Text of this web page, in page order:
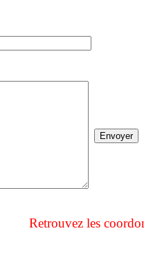
Retrouvez les